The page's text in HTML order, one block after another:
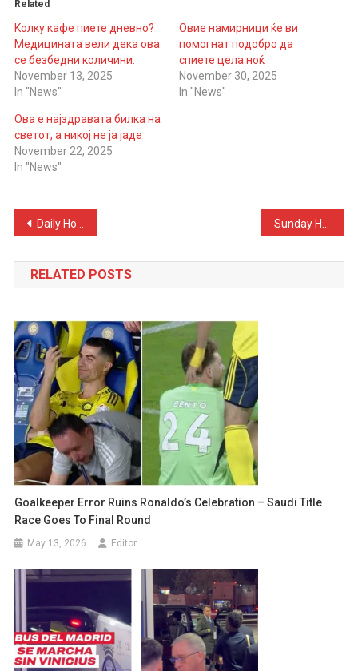
Related
Kолку кафе пиете дневно?
Медицината вели дека ова
се безбедни количини.
November 13, 2025
In "News"
Овие намирници ќе ви
помогнат подобро да
спиете цела ноќ
November 30, 2025
In "News"
Ова е најздравата билка на
светот, а никој не ја јаде
November 22, 2025
In "News"
Post
navigation
Daily Horoscope for Friday, November 21, 2025
RELATED POSTS
Goalkeeper Error Ruins Ronaldo’s Celebration – Saudi Title
Race Goes To Final Round
May 13, 2026 Editor